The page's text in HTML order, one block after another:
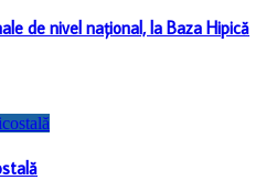
de nivel național, la Baza Hipică